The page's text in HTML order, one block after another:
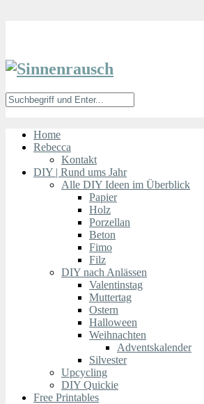
Home
Rebecca
Kontakt
DIY | Rund ums Jahr
Alle DIY Ideen im Überblick
Papier
Holz
Porzellan
Beton
Fimo
Filz
DIY nach Anlässen
Valentinstag
Muttertag
Ostern
Halloween
Weihnachten
Adventskalender
Silvester
Upcycling
DIY Quickie
Free Printables